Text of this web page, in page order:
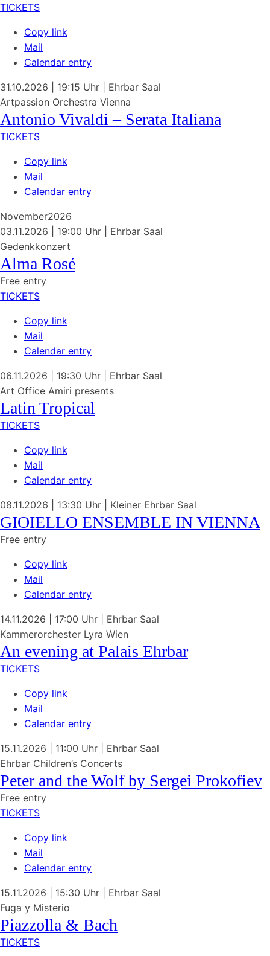
TICKETS
Copy link
Mail
Calendar entry
31.10.2026 | 19:15 Uhr
Ehrbar Saal
Artpassion Orchestra Vienna
Antonio Vivaldi – Serata Italiana
TICKETS
Copy link
Mail
Calendar entry
November2026
03.11.2026
| 19:00 Uhr
Ehrbar Saal
Gedenkkonzert
Alma Rosé
Free entry
TICKETS
Copy link
Mail
Calendar entry
06.11.2026 | 19:30 Uhr
Ehrbar Saal
Art Office Amiri presents
Latin Tropical
TICKETS
Copy link
Mail
Calendar entry
08.11.2026 | 13:30 Uhr Kleiner Ehrbar Saal
GIOIELLO ENSEMBLE IN VIENNA
Free entry
Copy link
Mail
Calendar entry
14.11.2026 | 17:00 Uhr
Ehrbar Saal
Kammerorchester Lyra Wien
An evening at Palais Ehrbar
TICKETS
Copy link
Mail
Calendar entry
15.11.2026 | 11:00 Uhr
Ehrbar Saal
Ehrbar Children’s Concerts
Peter and the Wolf by Sergei Prokofiev
Free entry
TICKETS
Copy link
Mail
Calendar entry
15.11.2026 | 15:30 Uhr
Ehrbar Saal
Fuga y Misterio
Piazzolla & Bach
TICKETS